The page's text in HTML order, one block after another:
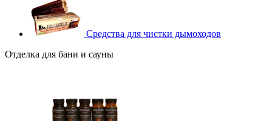
Средства для чистки дымоходов
Отделка для бани и сауны